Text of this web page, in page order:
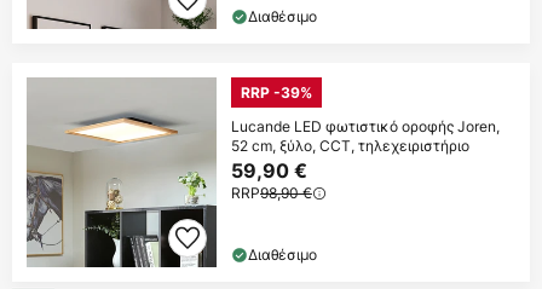
Διαθέσιμο
RRP -39%
Lucande LED φωτιστικό οροφής Joren,
52 cm, ξύλο, CCT, τηλεχειριστήριο
59,90 €
RRP98,90 €
Διαθέσιμο